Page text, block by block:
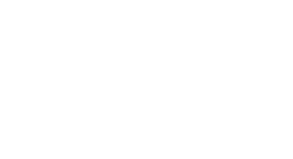
paska może być
na ogromną